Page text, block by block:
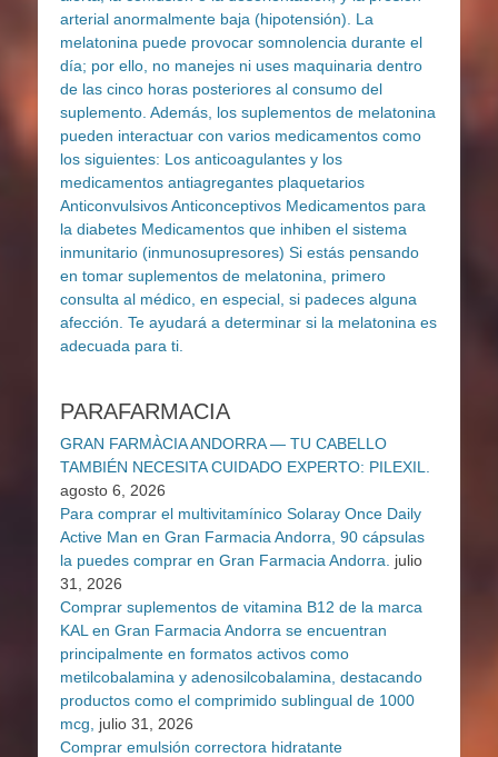
PARAFARMACIA
GRAN FARMÀCIA ANDORRA — TU CABELLO
TAMBIÉN NECESITA CUIDADO EXPERTO: PILEXIL.
agosto 6, 2026
Para comprar el multivitamínico Solaray Once Daily
Active Man en Gran Farmacia Andorra, 90 cápsulas
la puedes comprar en Gran Farmacia Andorra.
julio
31, 2026
Comprar suplementos de vitamina B12 de la marca
KAL en Gran Farmacia Andorra se encuentran
principalmente en formatos activos como
metilcobalamina y adenosilcobalamina, destacando
productos como el comprimido sublingual de 1000
mcg,
julio 31, 2026
Comprar emulsión correctora hidratante